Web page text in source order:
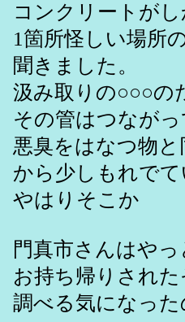
コンクリートがし
1箇所怪しい場所
聞きました。
汲み取りの○○○の
その管はつながっ
悪臭をはなつ物
から少しもれでて
やはりそこか
門真市さんはや
お持ち帰りされた
調べる気になった